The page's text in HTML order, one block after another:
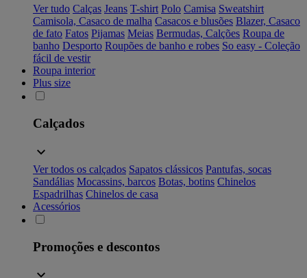
Ver tudo Calças Jeans T-shirt Polo Camisa Sweatshirt
Camisola, Casaco de malha Casacos e blusões Blazer, Casaco
de fato Fatos Pijamas Meias Bermudas, Calções Roupa de
banho Desporto Roupões de banho e robes So easy - Coleção
fácil de vestir
Roupa interior
Plus size
Calçados
Ver todos os calçados Sapatos clássicos Pantufas, socas
Sandálias Mocassins, barcos Botas, botins Chinelos
Espadrilhas Chinelos de casa
Acessórios
Promoções e descontos